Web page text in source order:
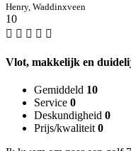
Henry, Waddinxveen
10
Vlot, makkelijk en
Gemiddeld 10
Service 0
Deskundigheid 0
Prijs/kwaliteit 0